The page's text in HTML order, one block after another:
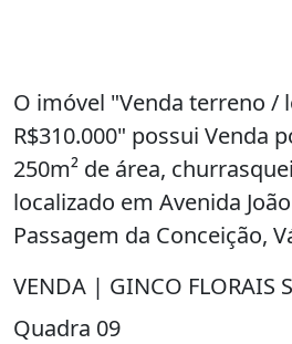
O imóvel "Venda terreno /
R$310.000" possui Venda
250m² de área,
localizado em Avenida
Passagem da Conceição,
VENDA | GINCO FLORAIS
Quadra 09